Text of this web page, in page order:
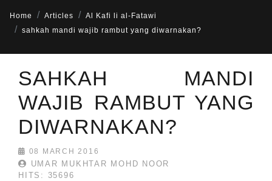
Home Articles
Al Kafi li al-Fatawi
sahkah mandi wajib rambut yang diwarnakan?
SAHKAH MANDI
WAJIB RAMBUT YANG
DIWARNAKAN?
08 MARCH 2016
UMAR MUKHTAR MOHD NOOR
HITS: 35696